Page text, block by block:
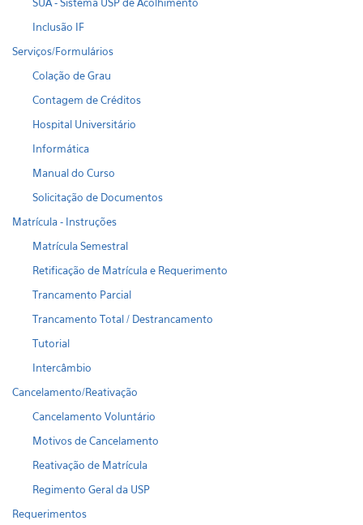
Inclusão IF
Serviços/Formulários
Colação de Grau
Contagem de Créditos
Hospital Universitário
Informática
Manual do Curso
Solicitação de Documentos
Matrícula - Instruções
Matrícula Semestral
Retificação de Matrícula e Requerimento
Trancamento Parcial
Trancamento Total / Destrancamento
Tutorial
Intercâmbio
Cancelamento/Reativação
Cancelamento Voluntário
Motivos de Cancelamento
Reativação de Matrícula
Regimento Geral da USP
Requerimentos